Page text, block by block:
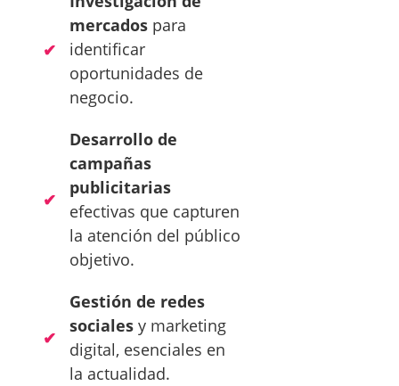
mercados para
identificar
oportunidades de
negocio.
Desarrollo de
campañas
publicitarias
efectivas que capturen
la atención del público
objetivo.
Gestión de redes
sociales y marketing
digital, esenciales en
la actualidad.